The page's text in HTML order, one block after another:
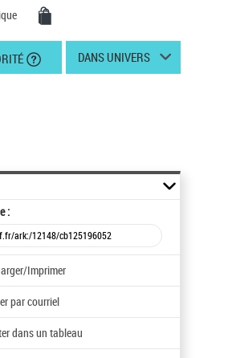
DANS UNIVERS
:
Imprimer
par courriel
dans un tableau